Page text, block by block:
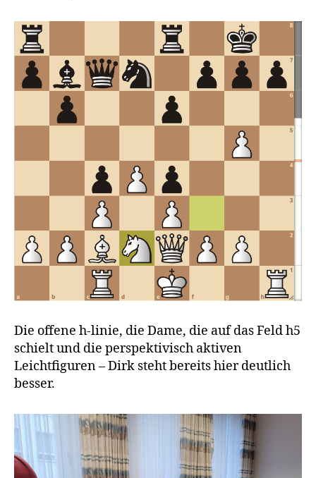
Die offene h-linie, die Dame, die auf das Feld h5
schielt und die perspektivisch aktiven
Leichtfiguren – Dirk steht bereits hier deutlich
besser.